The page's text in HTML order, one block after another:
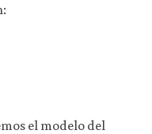
el modelo del